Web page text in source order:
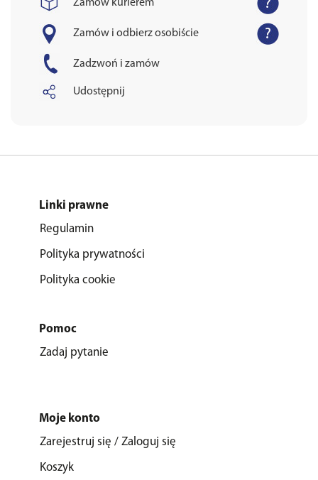
Zamów kurierem
Zamów i odbierz osobiście
Zadzwoń i zamów
Udostępnij
Linki prawne
Regulamin
Polityka prywatności
Polityka cookie
Pomoc
Zadaj pytanie
Moje konto
Zarejestruj się / Zaloguj się
Koszyk